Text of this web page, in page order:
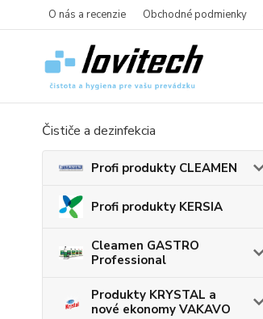
O nás a recenzie Obchodné podmienky
Čističe a dezinfekcia
Profi produkty CLEAMEN
Profi produkty KERSIA
Cleamen GASTRO
Professional
Produkty KRYSTAL a
nové ekonomy VAKAVO